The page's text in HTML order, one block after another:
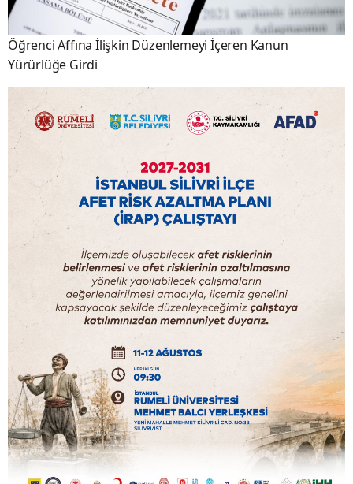
Öğrenci Affına İlişkin Düzenlemeyi İçeren Kanun
Yürürlüğe Girdi